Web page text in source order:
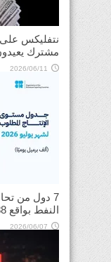
مشترك
2026/06/11
7 دول من
النفط بواقع 188 ألف برميل في يوليو المقبل
2026/06/07